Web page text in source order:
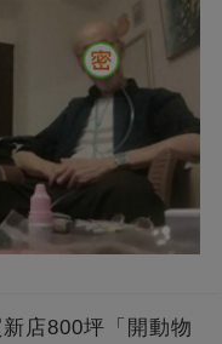
店800坪「開動物